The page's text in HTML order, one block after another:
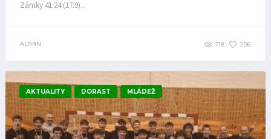
Zámky 41:24 (17:9)...
ADMIN 718 296
AKTUALITY DORAST MLÁDEŽ